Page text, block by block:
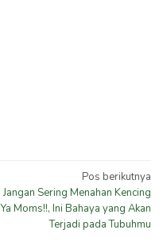
Pos berikutnya
Jangan Sering Menahan Kencing
Ya Moms!!, Ini Bahaya yang Akan
Terjadi pada Tubuhmu